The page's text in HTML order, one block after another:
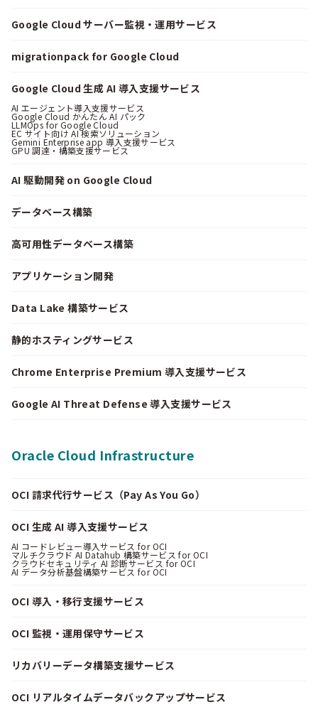
Google Cloud サーバー監視・運用サービス
migrationpack for Google Cloud
Google Cloud 生成 AI 導入支援サービス
AI エージェント導入支援サービス
Google Cloud かんたん AI パック
LLMOps for Google Cloud
EC サイト向け AI 検索ソリューション
Gemini Enterprise app 導入支援サービス
GPU 調達・構築支援サービス
AI 駆動開発 on Google Cloud
データベース構築
高可用性データベース構築
アプリケーション開発
Data Lake 構築サービス
静的ホスティングサービス
Chrome Enterprise Premium 導入支援サービス
Google AI Threat Defense 導入支援サービス
Oracle Cloud Infrastructure
OCI 請求代行サービス（Pay As You Go）
OCI 生成 AI 導入支援サービス
AI コードレビュー導入サービス for OCI
マルチクラウド AI Datahub 構築サービス for OCI
クラウドセキュリティ AI 診断サービス for OCI
AI データ分析基盤構築サービス for OCI
OCI 導入・移行支援サービス
OCI 監視・運用保守サービス
リカバリーデータ構築支援サービス
OCI リアルタイムデータバックアップサービス